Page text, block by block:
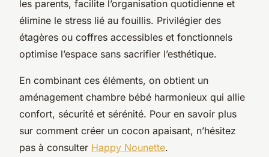
les parents, facilite l’organisation quotidienne et
élimine le stress lié au fouillis. Privilégier des
étagères ou coffres accessibles et fonctionnels
optimise l’espace sans sacrifier l’esthétique.
En combinant ces éléments, on obtient un
aménagement chambre bébé harmonieux qui allie
confort, sécurité et sérénité. Pour en savoir plus
sur comment créer un cocon apaisant, n’hésitez
pas à consulter Happy Nounette.